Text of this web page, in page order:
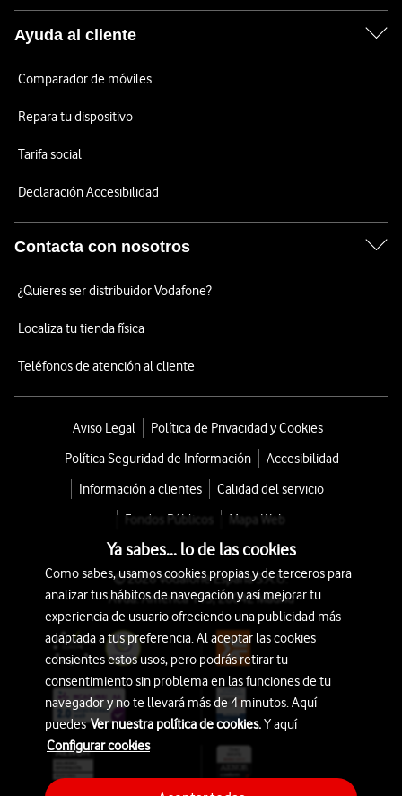
Ayuda al cliente
Comparador de móviles
Repara tu dispositivo
Tarifa social
Declaración Accesibilidad
Contacta con nosotros
¿Quieres ser distribuidor Vodafone?
Localiza tu tienda física
Teléfonos de atención al cliente
Aviso Legal
Política de Privacidad y Cookies
Política Seguridad de Información
Accesibilidad
Información a clientes
Calidad del servicio
Fondos Públicos
Mapa Web
© 2026 Vodafone España S.A.U.
Avda. América 115, 28042 Madrid
Ya sabes... lo de las cookies
Como sabes, usamos cookies propias y de terceros para
analizar tus hábitos de navegación y así mejorar tu
experiencia de usuario ofreciendo una publicidad más
adaptada a tus preferencia. Al aceptar las cookies
consientes estos usos, pero podrás retirar tu
consentimiento sin problema en las funciones de tu
navegador y no te llevará más de 4 minutos. Aquí
puedesVer nuestra política de cookies.Y aquí
Configurar cookies